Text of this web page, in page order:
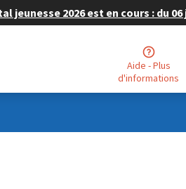
2026 est en cours : du 06
Aide - Plus
d'informations